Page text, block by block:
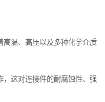
高温、高压以及多种化学介质
这对连接件的耐腐蚀性、强